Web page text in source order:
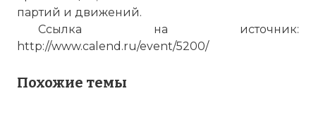
партий и движений.
Ссылка на источник:
http://www.calend.ru/event/5200/
Похожие темы